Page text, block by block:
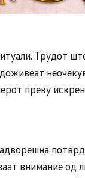
Трудот
преку
внимание од